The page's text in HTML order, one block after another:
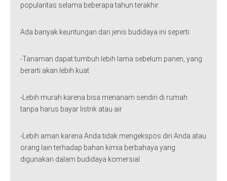
popularitas selama beberapa tahun terakhir.
Ada banyak keuntungan dari jenis budidaya ini seperti:
-Tanaman dapat tumbuh lebih lama sebelum panen, yang
berarti akan lebih kuat
-Lebih murah karena bisa menanam sendiri di rumah
tanpa harus bayar listrik atau air
-Lebih aman karena Anda tidak mengekspos diri Anda atau
orang lain terhadap bahan kimia berbahaya yang
digunakan dalam budidaya komersial